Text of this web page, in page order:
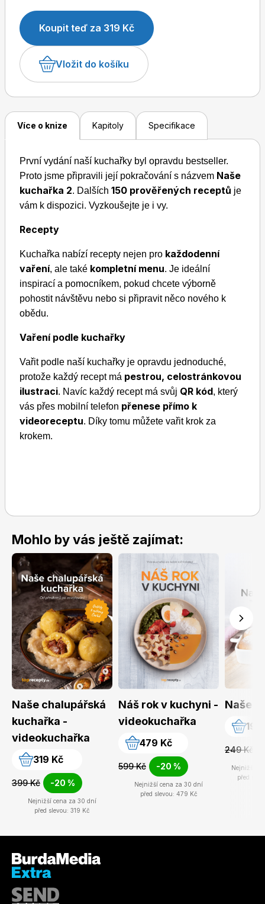
Dětské časopisy
Burda Kids
Toprecepty.cz
Koupit teď za 319 Kč
Vložit do košíku
Více o knize Kapitoly Specifikace
První vydání naší kuchařky byl opravdu bestseller.
Proto jsme připravili její pokračování s názvem Naše
kuchařka 2. Dalších 150 prověřených receptů je
vám k dispozici. Vyzkoušejte je i vy.
Recepty
Kuchařka nabízí recepty nejen pro každodenní
vaření, ale také kompletní menu. Je ideální
inspirací a pomocníkem, pokud chcete výborně
pohostit návštěvu nebo si připravit něco nového k
obědu.
Vaření podle kuchařky
Vařit podle naší kuchařky je opravdu jednoduché,
protože každý recept má pestrou, celostránkovou
ilustraci. Navíc každý recept má svůj QR kód, který
vás přes mobilní telefon přenese přímo k
videoreceptu. Díky tomu můžete vařit krok za
krokem.
Mohlo by vás ještě zajímat:
Naše chalupářská
kuchařka -
videokuchařka
319 Kč
-20 %
399 Kč
Nejnižší cena za 30 dní
před slevou: 319 Kč
Náš rok v kuchyni -
videokuchařka
479 Kč
-20 %
599 Kč
Nejnižší cena za 30 dní
před slevou: 479 Kč
Naše
199
249 Kč
Nejnižší
před